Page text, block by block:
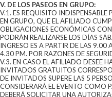
V. DE LOS PASEOS EN GRUPO:
V.1. ES REQUISITO INDISPENSABLE
EN GRUPO, QUE EL AFILIADO
OBLIGACIONES ECONÓMICAS CON
PODRÁN REALIZARSE LOS DÍAS
INGRESO ES A PARTIR DE LAS 9.00
4.30 PM. POR RAZONES DE
V.3. EN CASO EL AFILIADO DESEE
INVITADOS GRATUITOS
DE INVITADOS SUPERE LAS 5
CONSIDERARÁ EL EVENTO COMO
DEBERÁ SOLICITAR UNA